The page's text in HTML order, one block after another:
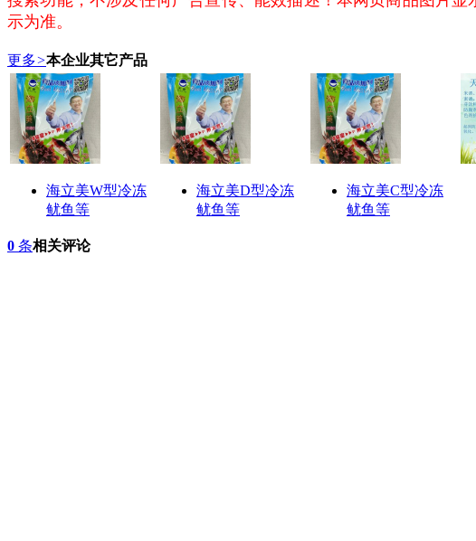
示为准。
更多>本企业其它产品
海立美W型冷冻
鱿鱼等
海立美D型冷冻
鱿鱼等
海立美C型冷冻
鱿鱼等
0 条相关评论